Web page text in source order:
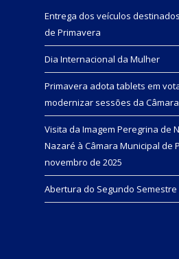
Entrega dos veículos
de Primavera
Dia Internacional da Mulher
Primavera adota tablets em
modernizar sessões da Câmara
Visita da Imagem Peregrina de
Nazaré à Câmara Municipal de
novembro de 2025
Abertura do Segundo Semestre